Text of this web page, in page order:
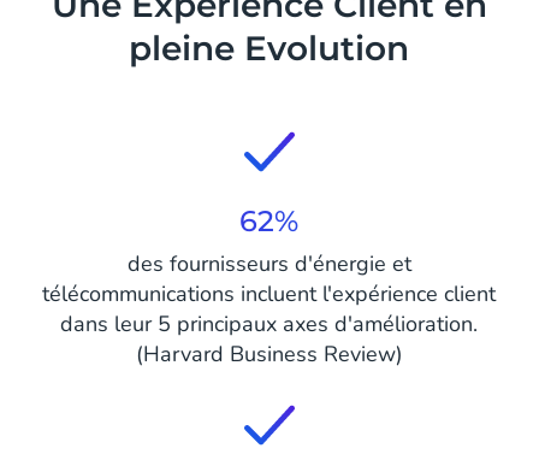
pleine Evolution
62%
des fournisseurs d'énergie et
télécommunications incluent l'expérience client
dans leur 5 principaux axes d'amélioration.
(Harvard Business Review)